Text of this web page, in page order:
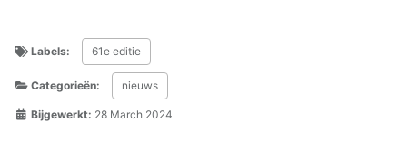
Labels: 61e editie
Categorieën: nieuws
Bijgewerkt: 28 March 2024